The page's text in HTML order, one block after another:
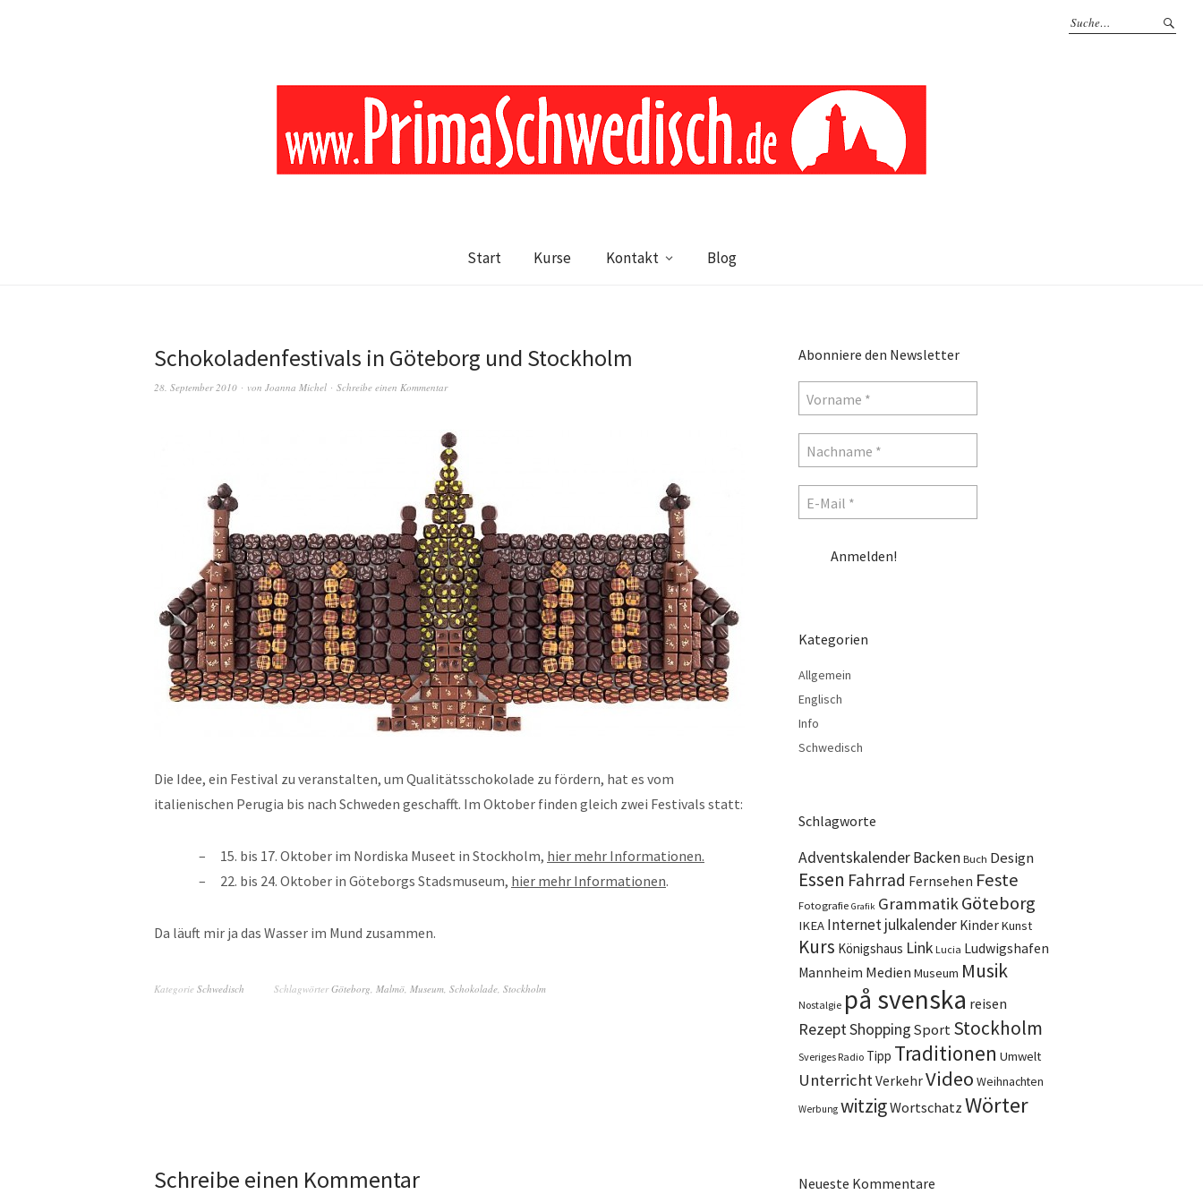
Start Kurse Kontakt Blog
Schokoladenfestivals in Göteborg und Stockholm
28. September 2010 von Joanna Michel Schreibe einen Kommentar
Die Idee, ein Festival zu veranstalten, um Qualitätsschokolade zu fördern, hat es vom
italienischen Perugia bis nach Schweden geschafft. Im Oktober finden gleich zwei Festivals statt:
15. bis 17. Oktober im Nordiska Museet in Stockholm, hier mehr Informationen.
22. bis 24. Oktober in Göteborgs Stadsmuseum, hier mehr Informationen.
Da läuft mir ja das Wasser im Mund zusammen.
Kategorie Schwedisch SchlagwörterGöteborg, Malmö, Museum, Schokolade, Stockholm
Schreibe einen Kommentar
Abonniere den Newsletter
Kategorien
Allgemein
Englisch
Info
Schwedisch
Schlagworte
AdventskalenderBacken Buch Design
Essen Fahrrad Fernsehen Feste
Fotografie Grafik GrammatikGöteborg
IKEA Internetjulkalender KinderKunst
Kurs Königshaus Link Lucia Ludwigshafen
Mannheim Medien Museum Musik
Nostalgie på svenska reisen
RezeptShopping Sport Stockholm
Sveriges Radio Tipp Traditionen Umwelt
UnterrichtVerkehrVideo Weihnachten
Werbung witzigWortschatz Wörter
Neueste Kommentare